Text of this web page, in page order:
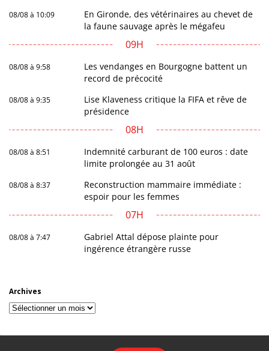
08/08 à 10:09
En Gironde, des vétérinaires au chevet de
la faune sauvage après le mégafeu
09H
08/08 à 9:58
Les vendanges en Bourgogne battent un
record de précocité
08/08 à 9:35
Lise Klaveness critique la FIFA et rêve de
présidence
08H
08/08 à 8:51
Indemnité carburant de 100 euros : date
limite prolongée au 31 août
08/08 à 8:37
Reconstruction mammaire immédiate :
espoir pour les femmes
07H
08/08 à 7:47
Gabriel Attal dépose plainte pour
ingérence étrangère russe
Archives
Archives